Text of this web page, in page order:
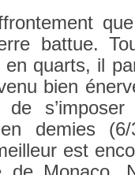
bat­tue.
quarts, il
bien
s’im­pos­er
en de­m­ies
est